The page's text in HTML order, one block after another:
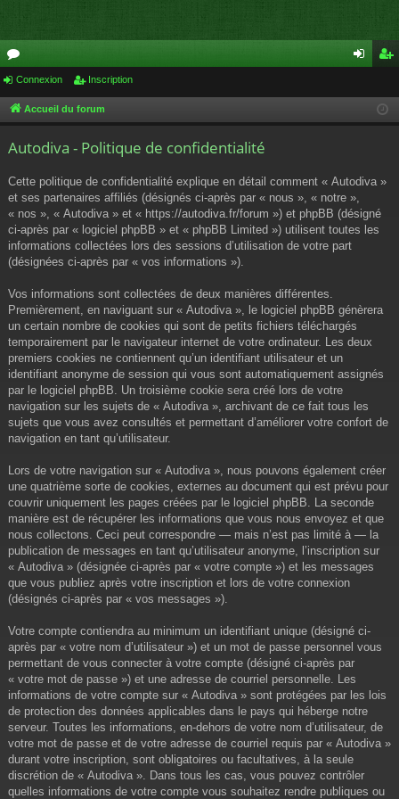
or
u cri
Connexion Inscription
Accueil du forum
Autodiva - Politique de confidentialité
Cette politique de confidentialité explique en détail comment « Autodiva »
et ses partenaires affiliés (désignés ci-après par « nous », « notre »,
« nos », « Autodiva » et « https://autodiva.fr/forum ») et phpBB (désigné
ci-après par « logiciel phpBB » et « phpBB Limited ») utilisent toutes les
informations collectées lors des sessions d’utilisation de votre part
(désignées ci-après par « vos informations »).
Vos informations sont collectées de deux manières différentes.
Premièrement, en naviguant sur « Autodiva », le logiciel phpBB génèrera
un certain nombre de cookies qui sont de petits fichiers téléchargés
temporairement par le navigateur internet de votre ordinateur. Les deux
premiers cookies ne contiennent qu’un identifiant utilisateur et un
identifiant anonyme de session qui vous sont automatiquement assignés
par le logiciel phpBB. Un troisième cookie sera créé lors de votre
navigation sur les sujets de « Autodiva », archivant de ce fait tous les
sujets que vous avez consultés et permettant d’améliorer votre confort de
navigation en tant qu’utilisateur.
Lors de votre navigation sur « Autodiva », nous pouvons également créer
une quatrième sorte de cookies, externes au document qui est prévu pour
couvrir uniquement les pages créées par le logiciel phpBB. La seconde
manière est de récupérer les informations que vous nous envoyez et que
nous collectons. Ceci peut correspondre — mais n’est pas limité à — la
publication de messages en tant qu’utilisateur anonyme, l’inscription sur
« Autodiva » (désignée ci-après par « votre compte ») et les messages
que vous publiez après votre inscription et lors de votre connexion
(désignés ci-après par « vos messages »).
Votre compte contiendra au minimum un identifiant unique (désigné ci-
après par « votre nom d’utilisateur ») et un mot de passe personnel vous
permettant de vous connecter à votre compte (désigné ci-après par
« votre mot de passe ») et une adresse de courriel personnelle. Les
informations de votre compte sur « Autodiva » sont protégées par les lois
de protection des données applicables dans le pays qui héberge notre
serveur. Toutes les informations, en-dehors de votre nom d’utilisateur, de
votre mot de passe et de votre adresse de courriel requis par « Autodiva »
durant votre inscription, sont obligatoires ou facultatives, à la seule
discrétion de « Autodiva ». Dans tous les cas, vous pouvez contrôler
quelles informations de votre compte vous souhaitez rendre publiques ou